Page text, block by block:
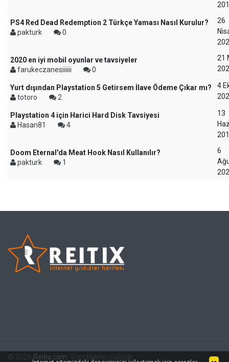
PS4 Red Dead Redemption 2 Türkçe Yaması Nasıl Kurulur?
pakturk
0
26
2020 en iyi mobil oyunlar ve tavsiyeler
farukeczanesiiiiii
0
21
Yurt dışından Playstation 5 Getirsem İlave Ödeme Çıkar mı?
totoro
2
4
Playstation 4 için Harici Hard Disk Tavsiyesi
Hasan81
4
13
Doom Eternal'da Meat Hook Nasıl Kullanılır?
pakturk
1
6
Reitix.com